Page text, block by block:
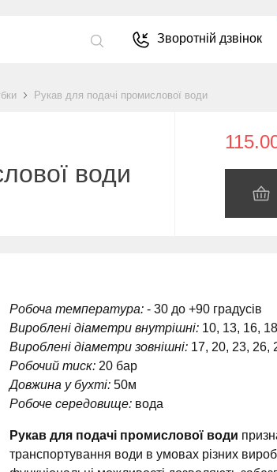
Зворотній дзвінок
Рукав для подачі промислової води
води
Робоча температура: - 30 до +90 градусів
Вироблені діаметри внутрішні: 10, 13, 16,
Вироблені діаметри зовнішні: 17, 20, 23, 26,
Робочий тиск: 20 бар
Довжина у бухті: 50м
Робоче середовище: вода
Рукав для подачі промислової води
транспортування води в умовах різних